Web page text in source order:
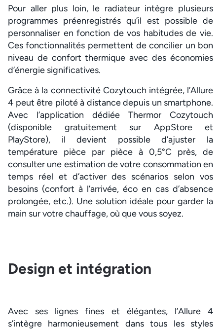
Pour aller plus loin, le radiateur intègre plusieurs
programmes préenregistrés qu’il est possible de
personnaliser en fonction de vos habitudes de vie.
Ces fonctionnalités permettent de concilier un bon
niveau de confort thermique avec des économies
d’énergie significatives.
Grâce à la connectivité Cozytouch intégrée, l’Allure
4 peut être piloté à distance depuis un smartphone.
Avec l’application dédiée Thermor Cozytouch
(disponible gratuitement sur AppStore et
PlayStore), il devient possible d’ajuster la
température pièce par pièce à 0,5°C près, de
consulter une estimation de votre consommation en
temps réel et d’activer des scénarios selon vos
besoins (confort à l’arrivée, éco en cas d’absence
prolongée, etc.). Une solution idéale pour garder la
main sur votre chauffage, où que vous soyez.
Design et intégration
Avec ses lignes fines et élégantes, l’Allure 4
s’intègre harmonieusement dans tous les styles